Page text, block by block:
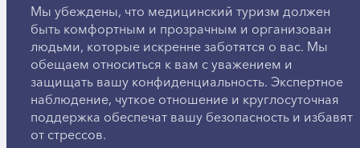
Мы убеждены, что медицинский туризм должен
быть комфортным и прозрачным и организован
людьми, которые искренне заботятся о вас. Мы
обещаем относиться к вам с уважением и
защищать вашу конфиденциальность. Экспертное
наблюдение, чуткое отношение и круглосуточная
поддержка обеспечат вашу безопасность и избавят
от стрессов.